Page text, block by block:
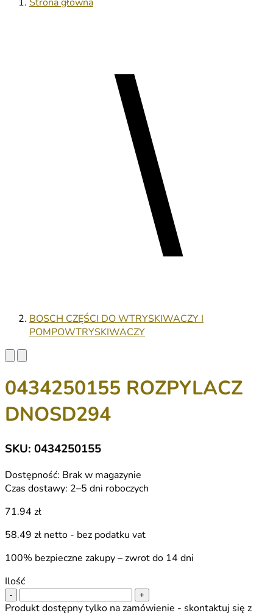
BOSCH CZĘŚCI DO WTRYSKIWACZY I
POMPOWTRYSKIWACZY
0434250155 ROZPYLACZ
DNOSD294
SKU: 0434250155
Dostępność: Brak w magazynie
Czas dostawy: 2–5 dni roboczych
71.94 zł
58.49 zł netto - bez podatku vat
100% bezpieczne zakupy – zwrot do 14 dni
Ilość
- +
Produkt dostępny tylko na zamówienie - skontaktuj się z